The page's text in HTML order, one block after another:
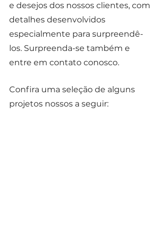
e desejos dos nossos clientes, com
detalhes desenvolvidos
especialmente para surpreendê-
los. Surpreenda-se também e
entre em contato conosco.
Confira uma seleção de alguns
projetos nossos a seguir: